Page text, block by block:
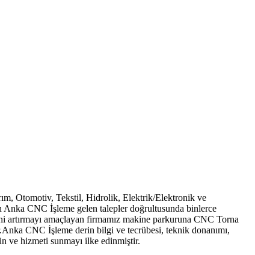
Otomotiv, Tekstil, Hidrolik, Elektrik/Elektronik ve
CNC İşleme gelen talepler doğrultusunda binlerce
amaçlayan firmamız makine parkuruna CNC Torna
CNC İşleme derin bilgi ve tecrübesi, teknik donanımı,
ve hizmeti sunmayı ilke edinmiştir.